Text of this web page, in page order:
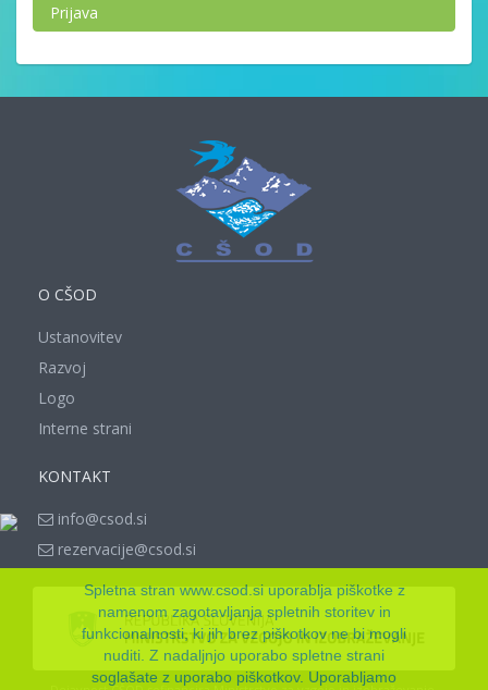
Prijava
O CŠOD
Ustanovitev
Razvoj
Logo
Interne strani
KONTAKT
info@csod.si
rezervacije@csod.si
Spletna stran www.csod.si uporablja piškotke z
namenom zagotavljanja spletnih storitev in
funkcionalnosti, ki jih brez piškotkov ne bi mogli
nuditi. Z nadaljnjo uporabo spletne strani
soglašate z uporabo piškotkov. Uporabljamo